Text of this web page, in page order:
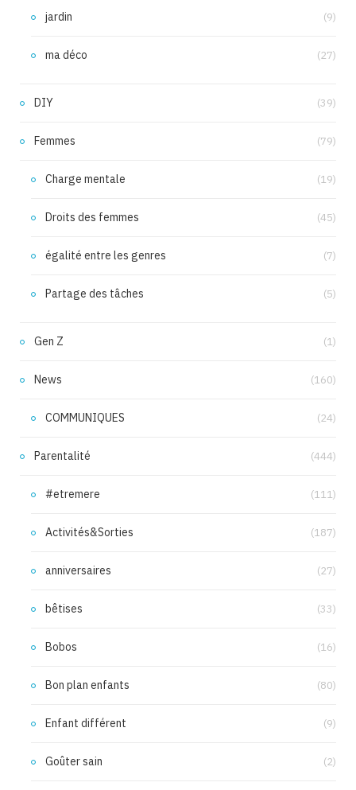
jardin (9)
ma déco (27)
DIY (39)
Femmes (79)
Charge mentale (19)
Droits des femmes (45)
égalité entre les genres (7)
Partage des tâches (5)
Gen Z (1)
News (160)
COMMUNIQUES (24)
Parentalité (444)
#etremere (111)
Activités&Sorties (187)
anniversaires (27)
bêtises (33)
Bobos (16)
Bon plan enfants (80)
Enfant différent (9)
Goûter sain (2)